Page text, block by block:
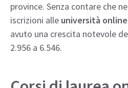
province. Senza contare che
iscrizioni alle università
avuto una crescita notevole
2.956 a 6.546.